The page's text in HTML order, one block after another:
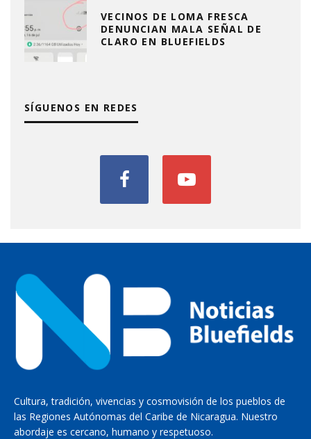
VECINOS DE LOMA FRESCA
DENUNCIAN MALA SEÑAL DE
CLARO EN BLUEFIELDS
SÍGUENOS EN REDES
Cultura, tradición, vivencias y cosmovisión de los pueblos de
las Regiones Autónomas del Caribe de Nicaragua. Nuestro
abordaje es cercano, humano y respetuoso.